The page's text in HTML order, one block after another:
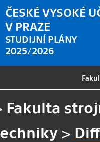
ČESKÉ VYSOKÉ
V PRAZE
STUDIJNÍ PLÁNY
2025/2026
Fakulta
>